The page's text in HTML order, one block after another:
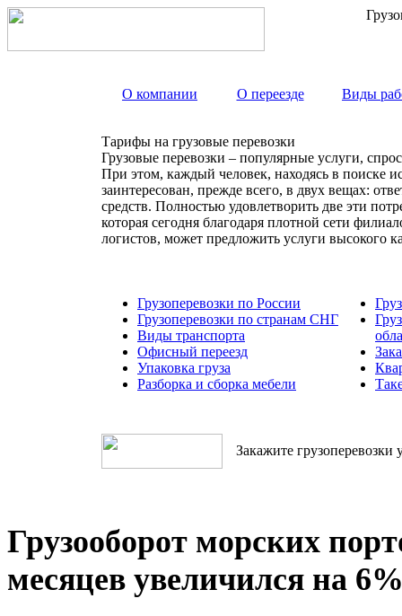
О компании О переезде Виды
Тарифы на грузовые перевозки
Грузовые перевозки – популярные услуги,
При этом, каждый человек, находясь в поиске
заинтересован, прежде всего, в двух вещах:
средств. Полностью удовлетворить две эти
которая сегодня благодаря плотной сети
логистов, может предложить услуги высокого
Грузоперевозки по России
Грузоперевозки по странам СНГ
Виды транспорта
Офисный переезд
Упаковка груза
Разборка и сборка мебели
Закажите грузоперевозки
Грузооборот морских
месяцев увеличился на